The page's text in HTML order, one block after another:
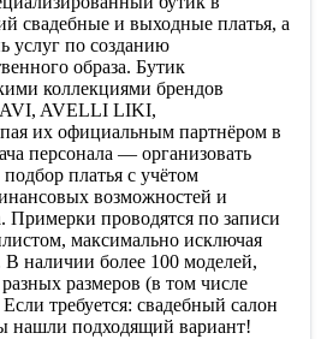
свадебные и выходные платья, а
услуг по созданию
образа. Бутик
коллекциями брендов
AVELLI LIKI,
их официальным партнёром в
персонала — организовать
платья с учётом
возможностей и
Примерки проводятся по записи
максимально исключая
наличии более 100 моделей,
размеров (в том числе
требуется: свадебный салон
подходящий вариант!